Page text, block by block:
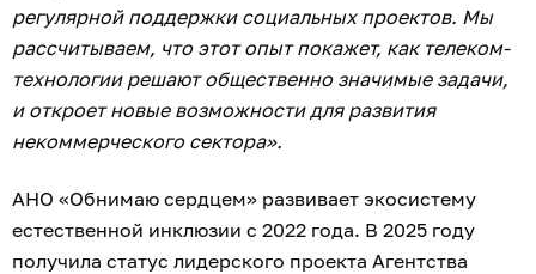
регулярной поддержки социальных проектов. Мы
рассчитываем, что этот опыт покажет, как телеком-
технологии решают общественно значимые задачи,
и откроет новые возможности для развития
некоммерческого сектора».
АНО «Обнимаю сердцем» развивает экосистему
естественной инклюзии с 2022 года. В 2025 году
получила статус лидерского проекта Агентства